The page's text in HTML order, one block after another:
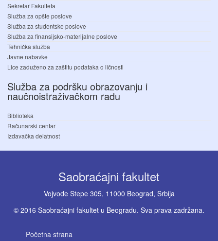
Sekretar Fakulteta
Služba za opšte poslove
Služba za studentske poslove
Služba za finansijsko-materijalne poslove
Tehnička služba
Javne nabavke
Lice zaduženo za zaštitu podataka o ličnosti
Služba za podršku obrazovanju i
naučnoistraživačkom radu
Biblioteka
Računarski centar
Izdavačka delatnost
Saobraćajni fakultet
Vojvode Stepe 305, 11000 Beograd, Srbija
© 2016 Saobraćajni fakultet u Beogradu. Sva prava zadržana.
Početna strana